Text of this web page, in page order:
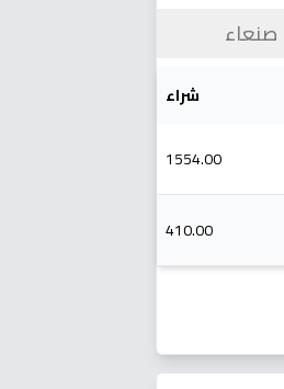
صنعاء
شراء
1554.00
410.00